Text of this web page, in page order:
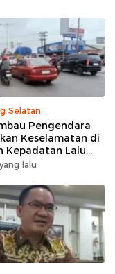
Selatan
Pengendara
Keselamatan di
Kepadatan Lalu
Hari
lalu